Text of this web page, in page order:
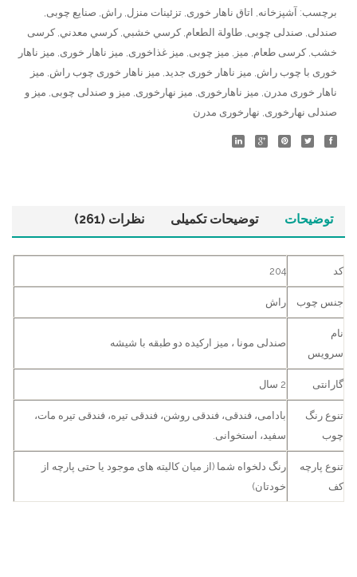
برچسب: آشپزخانه, اتاق ناهار خوری, تزئینات منزل, راش, صنایع چوبی,
صندلی, صندلی چوبی, طاولة الطعام,كرسي خشبي,كرسي معدني,کرسی
خشب,کرسی طعام, میز , میز چوبی, میز غذاخوری, میز ناهار خوری, میز ناهار
خوری با چوب راش, میز ناهار خوری جدید, میز ناهار خوری چوب راش, میز
ناهار خوری مدرن, میز ناهارخوری, میز نهارخوری, میز و صندلی چوبی, میز و
صندلی نهارخوری, نهارخوری مدرن
توضیحات توضیحات تکمیلی نظرات (261)
کد 204
جنس چوب راش
نام
سرویس
صندلی مونا ، میز ارکیده دو طبقه با شیشه
گارانتی 2 سال
تنوع رنگ
چوب
بادامی، فندقی، فندقی روشن، فندقی تیره، فندقی تیره مات،
سفید، استخوانی.
تنوع پارچه
کف
رنگ دلخواه شما (از میان کالیته های موجود یا حتی پارچه از
خودتان)